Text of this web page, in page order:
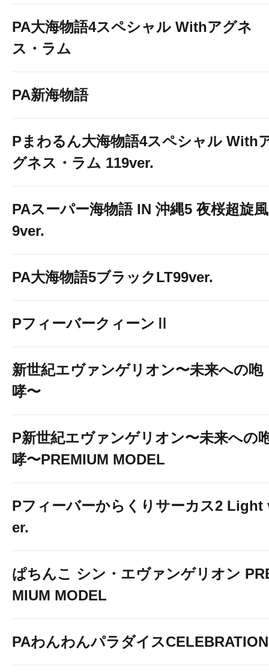
PA大海物語4スペシャル Withアグネ
ス・ラム
PA新海物語
Pまわるん大海物語4スペシャル With
グネス・ラム 119ver.
PAスーパー海物語 IN 沖縄5 夜桜超旋
9ver.
PA大海物語5ブラックLT99ver.
PフィーバークィーンⅡ
新世紀エヴァンゲリオン〜未来への咆
哮〜
P新世紀エヴァンゲリオン〜未来への
哮〜PREMIUM MODEL
Pフィーバーからくりサーカス2 Light
er.
ぱちんこ シン・エヴァンゲリオン
MIUM MODEL
PAわんわんパラダイスCELEBRATION